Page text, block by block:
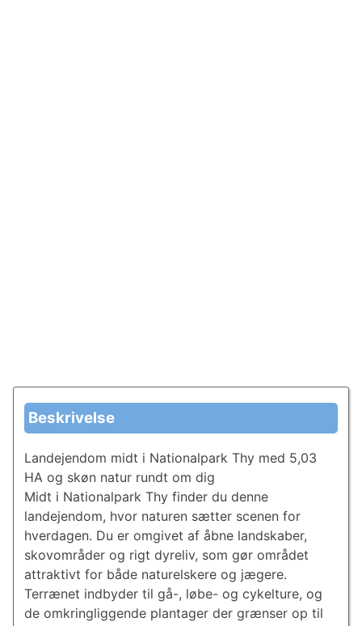
Beskrivelse
Landejendom midt i Nationalpark Thy med 5,03
HA og skøn natur rundt om dig
Midt i Nationalpark Thy finder du denne
landejendom, hvor naturen sætter scenen for
hverdagen. Du er omgivet af åbne landskaber,
skovområder og rigt dyreliv, som gør området
attraktivt for både naturelskere og jægere.
Terrænet indbyder til gå-, løbe- og cykelture, og
de omkringliggende plantager der grænser op til